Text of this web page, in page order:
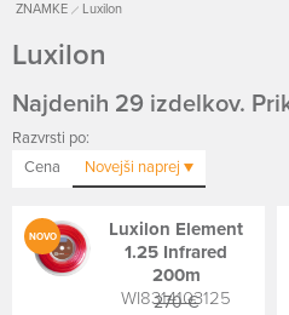
ZNAMKE Luxilon
Luxilon
Najdenih 29 izdelkov.
Razvrsti po:
Cena
Novejši naprej
NOVO
Luxilon Element
1.25 Infrared
200m
WI8314103125
270 €